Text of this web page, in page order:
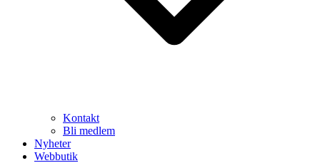
Kontakt
Bli medlem
Nyheter
Webbutik